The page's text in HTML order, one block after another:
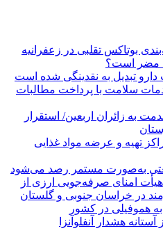
بوتاکس تقلبی در زعفرانیه
مضر است؟
سلامت با پرداخت مطالبات
میلیون خدمت به زائران اربعین/ استقرار
تهیه و عرضه مواد غذایی
به‌صورت مستمر رصد می‌شود
امنای صرفه‌جویی ارزی از
در خراسان جنوبی و گلستان
هشدار آنفلوآنزا